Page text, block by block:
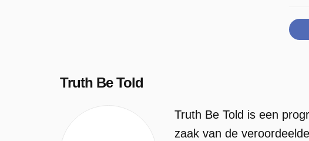
Truth Be Told
Truth Be Told is een
zaak van de